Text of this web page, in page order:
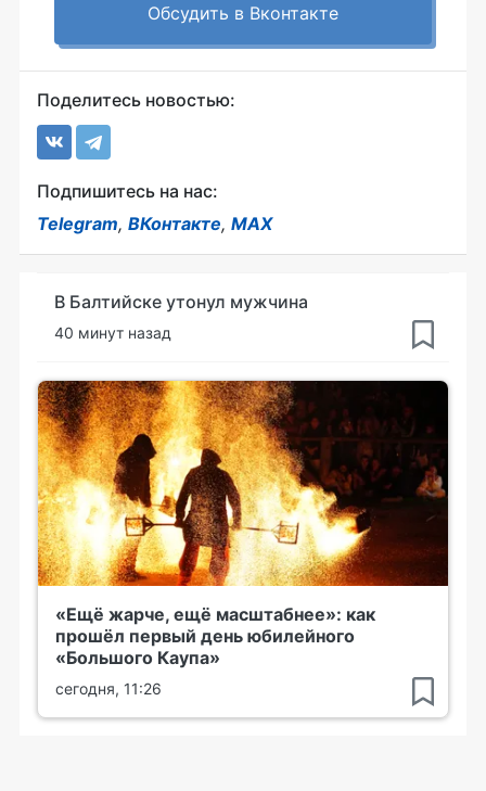
Обсудить в Вконтакте
Поделитесь новостью:
Подпишитесь на нас:
Telegram, ВКонтакте, MAX
В Балтийске утонул мужчина
40 минут назад
«Ещё жарче, ещё масштабнее»: как
прошёл первый день юбилейного
«Большого Каупа»
сегодня, 11:26